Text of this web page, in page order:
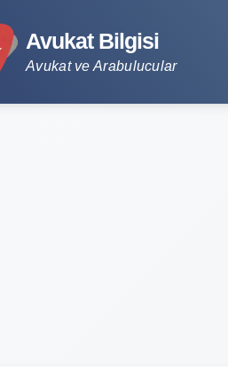
Avukat Bilgisi
Avukat ve Arabulucular